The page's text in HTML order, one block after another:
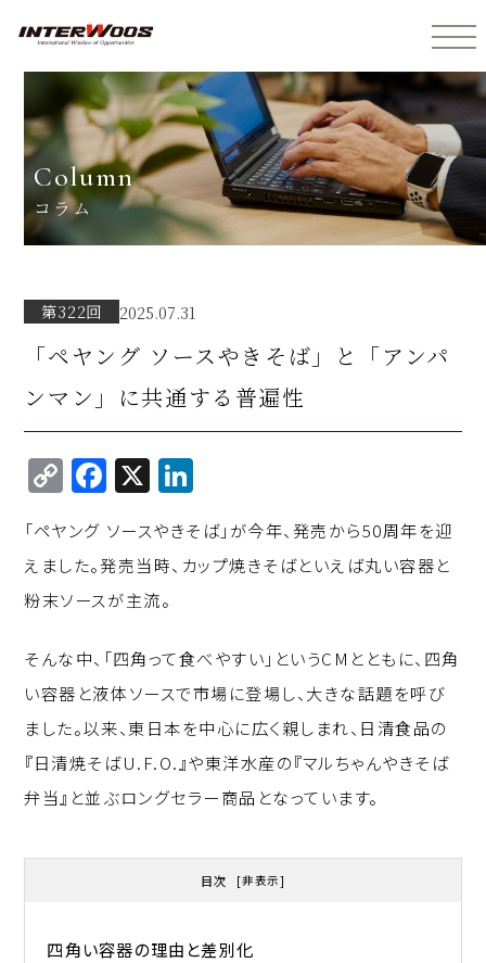
column
コラム
第322回 2025.07.31
「ペヤング ソースやきそば」と「アンパ
ンマン」に共通する普遍性
C
o
p
y
Li
n
k
F
a
c
e
b
o
o
k
X
k
e
I
n
「ペヤング ソースやきそば」が今年、発売から50周年を迎
えました。発売当時、カップ焼きそばといえば丸い容器と
粉末ソースが主流。
そんな中、「四角って食べやすい」というCMとともに、四角
い容器と液体ソースで市場に登場し、大きな話題を呼び
ました。以来、東日本を中心に広く親しまれ、日清食品の
『日清焼そばU.F.O.』や東洋水産の『マルちゃんやきそば
弁当』と並ぶロングセラー商品となっています。
目次 [非表示]
四角い容器の理由と差別化